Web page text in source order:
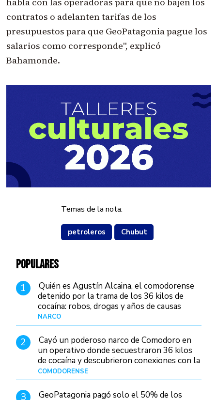
contratos o adelanten tarifas de los
presupuestos para que GeoPatagonia pague los
salarios como corresponde", explicó
Bahamonde.
Temas de la nota:
petroleros Chubut
POPULARES
1
Quién es Agustín Alcaina, el comodorense
detenido por la trama de los 36 kilos de
cocaína: robos, drogas y años de causas
judiciales
NARCO
2
Cayó un poderoso narco de Comodoro en
un operativo donde secuestraron 36 kilos
de cocaína y descubrieron conexiones con la
Patagonia
COMODORENSE
3
GeoPatagonia pagó solo el 50% de los